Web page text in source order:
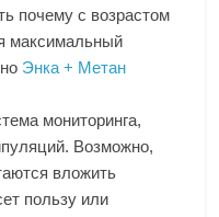
почему с возрастом
максимальный
Энка + Метан
мониторинга,
Возможно,
вложить
пользу или